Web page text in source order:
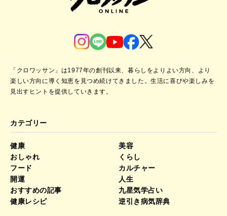
「クロワッサン」は1977年の創刊以来、暮らしをよりよい方向、より
楽しい方向に導く知恵を見つめ続けてきました。生活に喜びや楽しみを
見出すヒントを提供していきます。
カテゴリー
健康
美容
おしゃれ
くらし
フード
カルチャー
開運
人生
おすすめの記事
九星気学占い
健康レシピ
逆引き病気辞典